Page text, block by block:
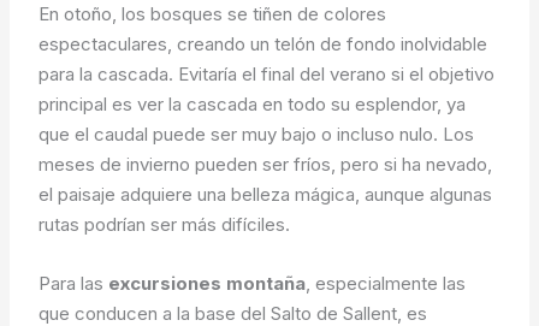
En otoño, los bosques se tiñen de colores
espectaculares, creando un telón de fondo inolvidable
para la cascada. Evitaría el final del verano si el objetivo
principal es ver la cascada en todo su esplendor, ya
que el caudal puede ser muy bajo o incluso nulo. Los
meses de invierno pueden ser fríos, pero si ha nevado,
el paisaje adquiere una belleza mágica, aunque algunas
rutas podrían ser más difíciles.
Para las excursiones montaña, especialmente las
que conducen a la base del Salto de Sallent, es